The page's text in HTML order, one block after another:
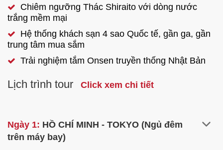
Chiêm ngưỡng Thác Shiraito với dòng nước
trắng mềm mại
Hệ thống khách sạn 4 sao Quốc tế, gần ga, gần
trung tâm mua sắm
Trải nghiệm tắm Onsen truyền thống Nhật Bản
Lịch trình tour Click xem chi tiết
Ngày 1: HỒ CHÍ MINH - TOKYO (Ngủ đêm
trên máy bay)